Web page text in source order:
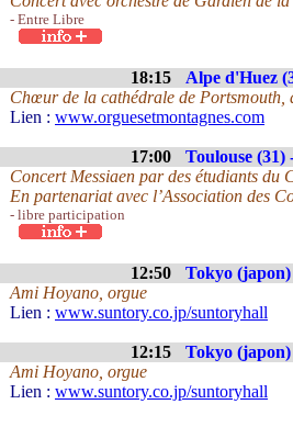
- Entre Libre
18:15 Alpe d'Huez
Chœur de la cathédrale de
Lien : www.orguesetmontagnes.com
17:00 Toulouse (31)
Concert Messiaen par des étudiants du
En partenariat avec l’Association des
- libre participation
12:50 Tokyo
Ami Hoyano, orgue
Lien : www.suntory.co.jp/suntoryhall
12:15 Tokyo
Ami Hoyano, orgue
Lien : www.suntory.co.jp/suntoryhall